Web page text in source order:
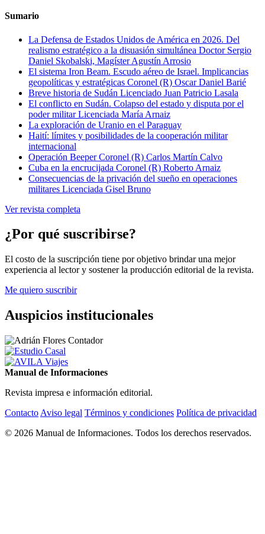
Sumario
La Defensa de Estados Unidos de América en 2026. Del
realismo estratégico a la disuasión simultánea Doctor Sergio
Daniel Skobalski, Magíster Agustín Arrosio
El sistema Iron Beam. Escudo aéreo de Israel. Implicancias
geopolíticas y estratégicas Coronel (R) Oscar Daniel Barié
Breve historia de Sudán Licenciado Juan Patricio Lasala
El conflicto en Sudán. Colapso del estado y disputa por el
poder militarLicenciada María Arnaiz
La exploración de Uranio en el Paraguay
Haití: límites y posibilidades de la cooperación militar
internacional
Operación BeeperCoronel (R) Carlos Martín Calvo
Cuba en la encrucijada Coronel (R) Roberto Arnaiz
Consecuencias de la privación del sueño en operaciones
militares Licenciada Gisel Bruno
Ver revista completa
¿Por qué suscribirse?
El costo de la suscripción tiene por objetivo brindar una mejor
experiencia al lector y sostener la producción editorial de la revista.
Me quiero suscribir
Auspicios institucionales
Manual de Informaciones
Revista impresa e información editorial.
Contacto Aviso legal Términos y condiciones Política de privacidad
© 2026 Manual de Informaciones. Todos los derechos reservados.